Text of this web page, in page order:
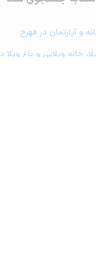
و آپارتمان در فهرج
خانه ویلایی و باغ ویلا